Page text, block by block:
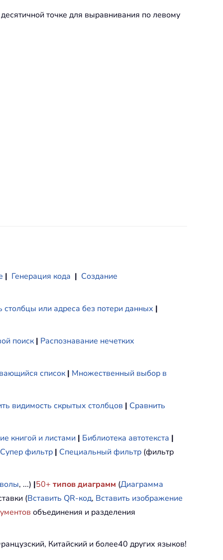
точке для выравнивания по левому
| Генерация кода | Создание
столбцы или адреса без потери данных |
поиск | Распознавание нечетких
список | Множественный выбор в
видимость скрытых столбцов | Сравнить
книгой и листами | Библиотека автотекста |
Супер фильтр | Специальный фильтр (фильтр
, ...) |50+ типов диаграмм (Диаграмма
(Вставить QR-код, Вставить изображение
объединения и разделения
Китайский и более40 других языков!